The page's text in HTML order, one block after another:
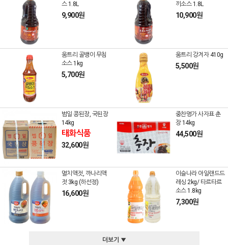
스 1.8L
9,900원
끼소스 1.8L
10,900원
움트리 골뱅이 무침
소스 1kg
5,700원
움트리 강겨자 410g
5,500원
범일 콩된장, 국된장
14kg
태화식품
32,600원
중찬명가 사자표 춘
장 14kg
44,500원
멸치액젓, 까나리액
젓 3kg (하선정)
16,600원
이슬나라 아일랜드드
레싱 2kg/ 타르타르
소스 1.8kg
7,300원
더보기 ▼